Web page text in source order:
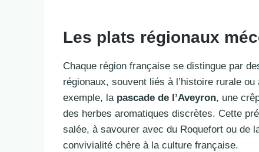
Les plats régionaux
Chaque région française se distingue par
régionaux, souvent liés à l’histoire rurale
exemple, la pascade de l’Aveyron, une
des herbes aromatiques discrètes. Cette
salée, à savourer avec du Roquefort ou de
convivialité chère à la culture française.